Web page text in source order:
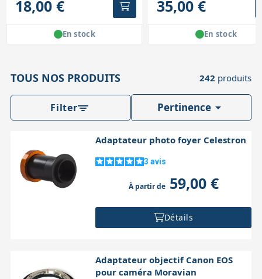
18,00 €
En stock
35,00 €
En stock
TOUS NOS PRODUITS 242 produits
Filter Pertinence 
Adaptateur photo foyer Celestron
3 avis
À partir de59,00 €
Détails
Adaptateur objectif Canon EOS
pour caméra Moravian